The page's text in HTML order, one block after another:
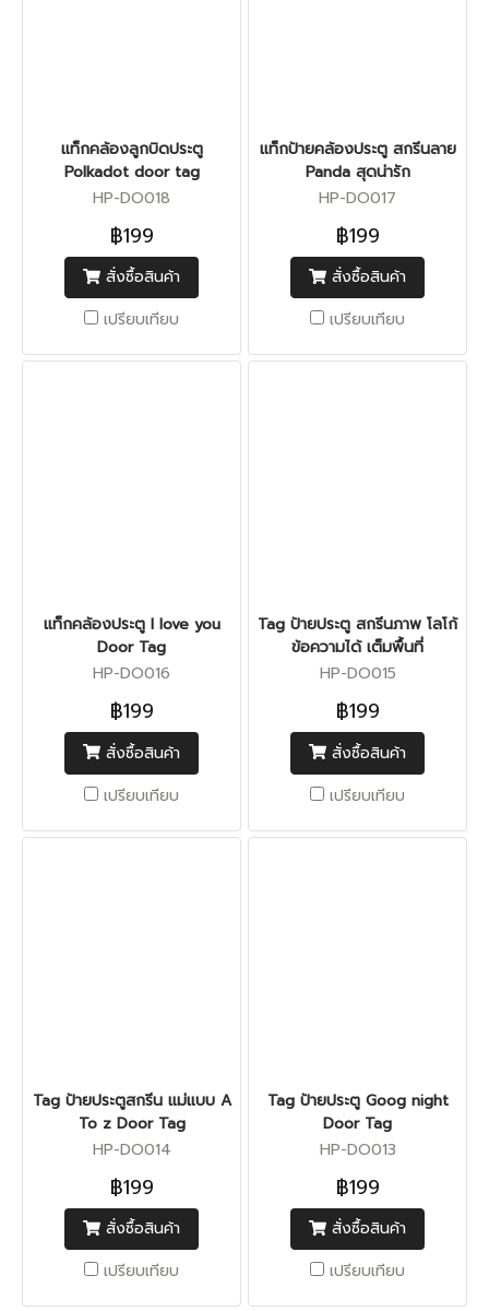
แท็กคล้องลูกบิดประตู
Polkadot door tag
HP-DO018
฿199
สั่งซื้อสินค้า
เปรียบเทียบ
แท็กป้ายคล้องประตู สกรีนลาย
Panda สุดน่ารัก
HP-DO017
฿199
สั่งซื้อสินค้า
เปรียบเทียบ
แท็กคล้องประตู I love you
Door Tag
HP-DO016
฿199
สั่งซื้อสินค้า
เปรียบเทียบ
Tag ป้ายประตู สกรีนภาพ โลโก้
ข้อความได้ เต็มพื้นที่
HP-DO015
฿199
สั่งซื้อสินค้า
เปรียบเทียบ
Tag ป้ายประตูสกรีน แม่แบบ A
To z Door Tag
HP-DO014
฿199
สั่งซื้อสินค้า
เปรียบเทียบ
Tag ป้ายประตู Goog night
Door Tag
HP-DO013
฿199
สั่งซื้อสินค้า
เปรียบเทียบ